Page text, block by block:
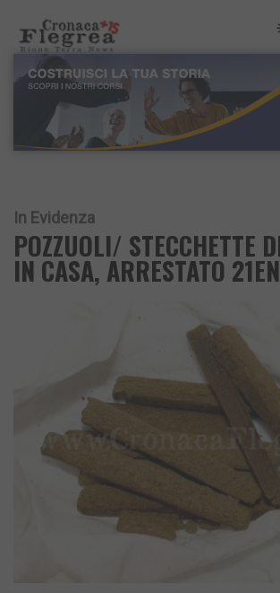
In Evidenza
POZZUOLI/ STECCHETTE
IN CASA, ARRESTATO